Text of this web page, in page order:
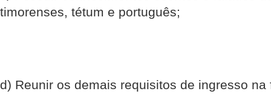
timorenses, tétum e português;
d) Reunir os demais requisitos de ingresso na